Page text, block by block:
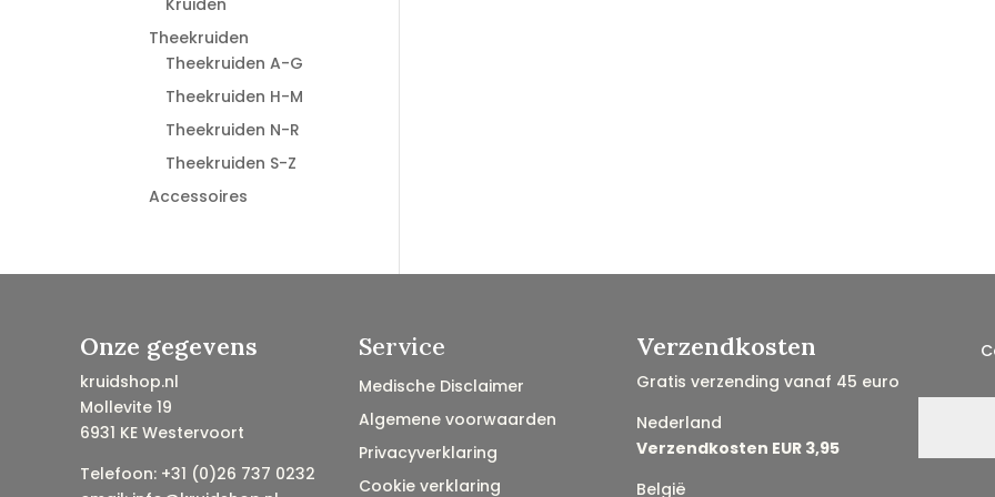
Kruiden
Theekruiden
Theekruiden A-G
Theekruiden H-M
Theekruiden N-R
Theekruiden S-Z
Accessoires
Onze gegevens
kruidshop.nl
Mollevite 19
6931 KE Westervoort
Telefoon: +31 (0)26 737 0232
Service
Medische Disclaimer
Algemene voorwaarden
Privacyverklaring
Cookie verklaring
Verzendkosten
Gratis verzending vanaf 45 euro
Nederland
Verzendkosten EUR 3,95
België